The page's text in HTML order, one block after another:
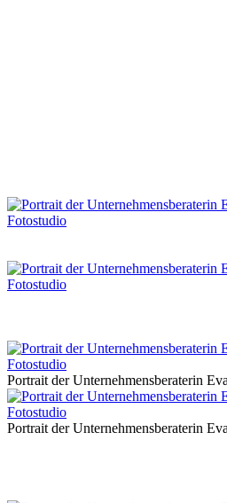
Portrait der Unternehmensberaterin
Portrait der Unternehmensberaterin